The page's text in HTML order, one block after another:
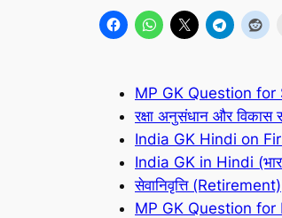
MP GK Question for
रक्षा अनुसंधान और
India GK Hindi on
India GK in Hindi
सेवानिवृत्ति (Retirement)
MP GK Question